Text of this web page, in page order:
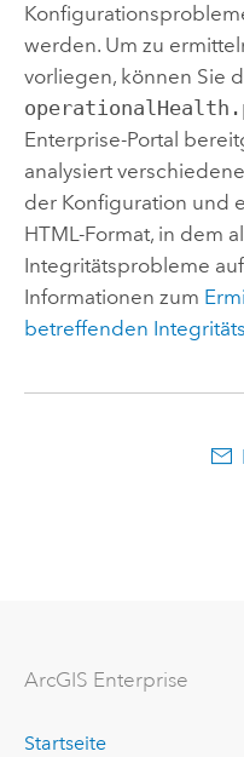
werden. Um zu
vorliegen, können Sie
Enterprise-Portal
analysiert
der Konfiguration und
HTML-Format, in dem
Integritätsprobleme
Informationen zum
betreffenden
ArcGIS Enterprise
Startseite